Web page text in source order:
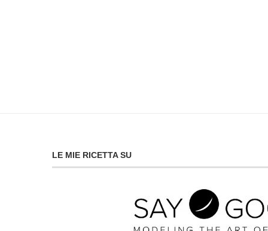
LE MIE RICETTA SU